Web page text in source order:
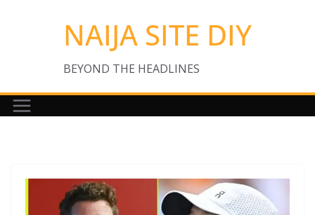
NAIJA SITE DIY
BEYOND THE HEADLINES